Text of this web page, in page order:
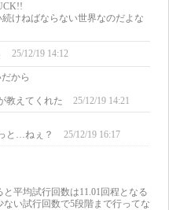
けねばならない世界なのだよな
25/12/19 14:12
から
教えてくれた
25/12/19 14:21
と…ねぇ？
25/12/19 16:17
平均試行回数は11.01回程となる
い試行回数で5段階まで行ってな